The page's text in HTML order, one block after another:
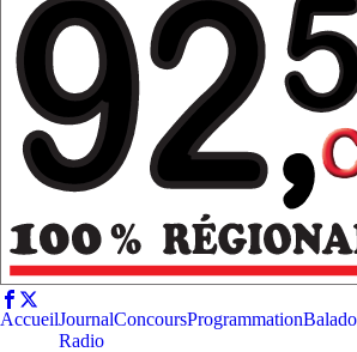
AccueilJournal
Radio
ConcoursProgrammation